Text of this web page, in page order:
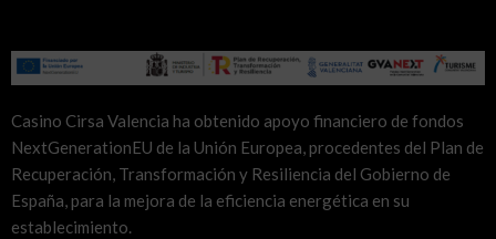
Casino Cirsa Valencia ha obtenido apoyo financiero de fondos
NextGenerationEU de la Unión Europea, procedentes del Plan de
Recuperación, Transformación y Resiliencia del Gobierno de
España, para la mejora de la eficiencia energética en su
establecimiento.